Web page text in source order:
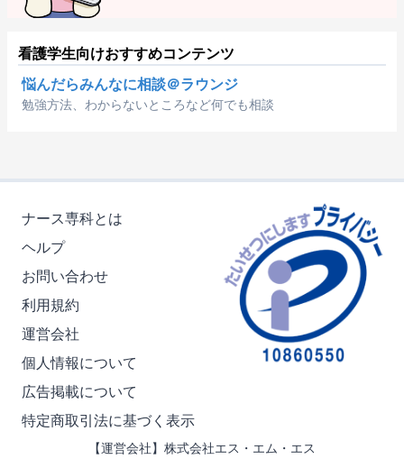
看護学生向けおすすめコンテンツ
悩んだらみんなに相談＠ラウンジ
勉強方法、わからないところなど何でも相談
ナース専科とは
ヘルプ
お問い合わせ
利用規約
運営会社
個人情報について
広告掲載について
特定商取引法に基づく表示
【運営会社】株式会社エス・エム・エス